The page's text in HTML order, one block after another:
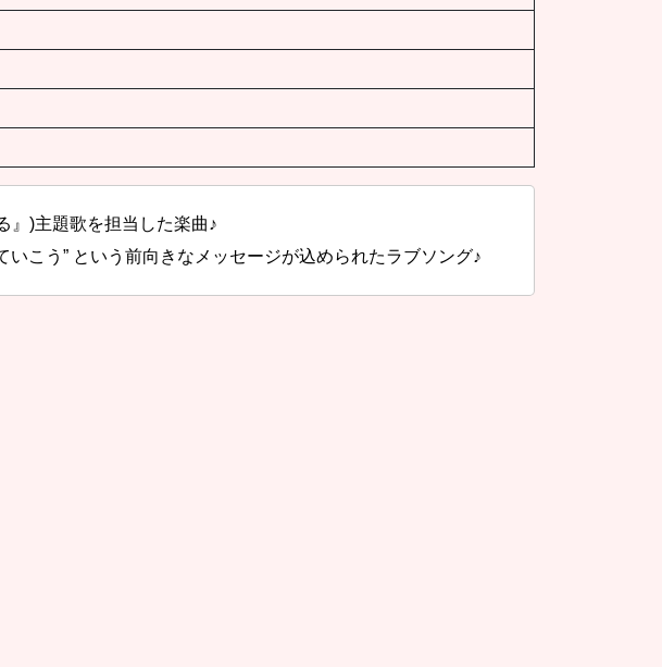
』)主題歌を担当した楽曲♪
こう” という前向きなメッセージが込められたラブソング♪